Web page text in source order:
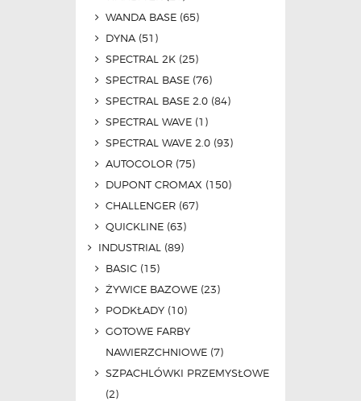
WANDA BASE (65)
DYNA (51)
SPECTRAL 2K (25)
SPECTRAL BASE (76)
SPECTRAL BASE 2.0 (84)
SPECTRAL WAVE (1)
SPECTRAL WAVE 2.0 (93)
AUTOCOLOR (75)
DUPONT CROMAX (150)
CHALLENGER (67)
QUICKLINE (63)
INDUSTRIAL (89)
BASIC (15)
ŻYWICE BAZOWE (23)
PODKŁADY (10)
GOTOWE FARBY
NAWIERZCHNIOWE (7)
SZPACHLÓWKI PRZEMYSŁOWE
(2)